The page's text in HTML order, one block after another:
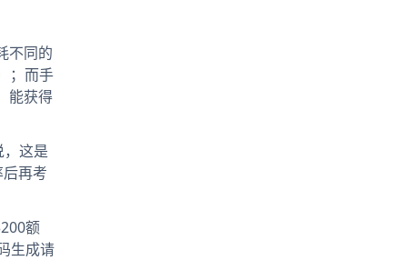
不同的
；而手
能获得
这是
再考
额
生成请